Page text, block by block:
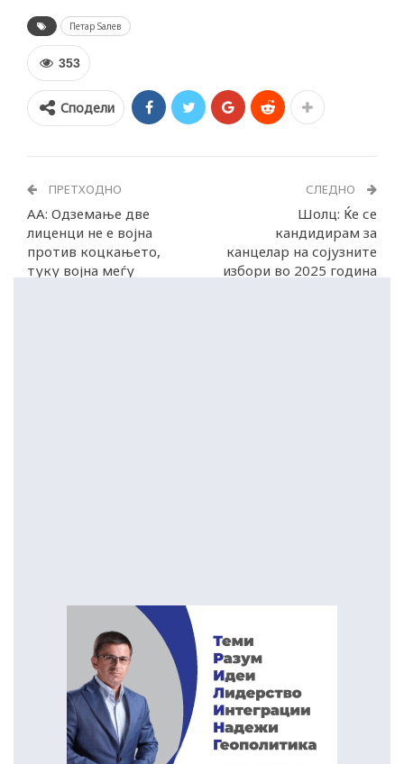
Петар Ѕалев
353
Сподели
ПРЕТХОДНО
AA: Одземање две
лиценци не е војна
против коцкањето,
туку војна меѓу
СЛЕДНО
Шолц: Ќе се
кандидирам за
канцелар на сојузните
избори во 2025 година